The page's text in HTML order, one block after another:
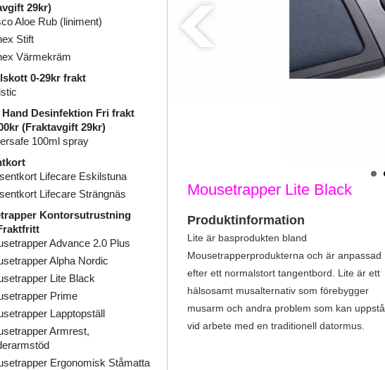
29kr)
Aloe Rub (liniment)
Stift
Värmekräm
0-29kr frakt
Desinfektion Fri frakt
(Fraktavgift 29kr)
100ml spray
Lifecare Eskilstuna
Lifecare Strängnäs
Kontorsutrustning
Advance 2.0 Plus
Alpha Nordic
Lite Black
Prime
Lapptopställ
Armrest,
Ergonomisk Ståmatta
Mousetrapper Lite Black
Produktinformation
Lite är basprodukten bland
Mousetrapperprodukterna och är anpassad
efter ett normalstort tangentbord. Lite är ett
hälsosamt musalternativ som förebygger
musarm och andra problem som kan uppstå
vid arbete med en traditionell datormus.